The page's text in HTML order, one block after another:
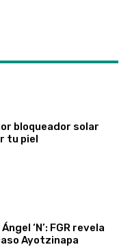
bloqueador solar
tu piel
‘N’: FGR revela
Ayotzinapa